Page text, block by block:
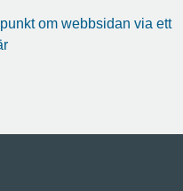
om webbsidan via ett